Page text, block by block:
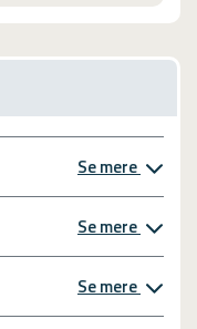
Se mere
Se mere
Se mere